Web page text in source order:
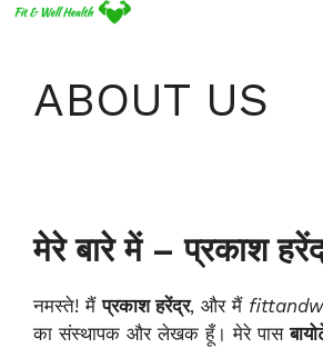
ABOUT US
मेरे बारे में – प्रकाश
नमस्ते! मैंप्रकाश हरेंद्र, और मैं
का संस्थापक और लेखक हूँ। मेरे पास